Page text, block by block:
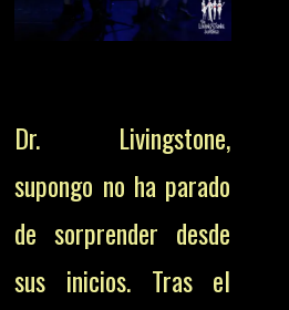
Dr. Livingstone,
supongo no ha parado
de sorprender desde
sus inicios. Tras el